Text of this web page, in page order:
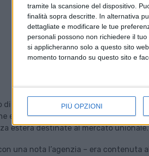
tramite la scansione del dispositivo.
finalità sopra descritte. In alternativa
dettagliate e modificare le tue
personali possono non richiedere il
si applicheranno solo a questo sito
momento tornando su questo sito e
PIÙ OPZIONI
prodotti cosmetici e per la cura
e dei Monopoli, in servizio presso
estera destinate al mercato unionale.
una nota l’agenzia – era contenuta